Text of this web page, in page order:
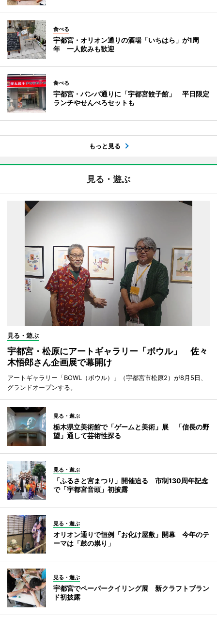
食べる
宇都宮・オリオン通りの酒場「いちはら」が1周
年 一人飲みも歓迎
食べる
宇都宮・バンバ通りに「宇都宮餃子館」 平日限定
ランチやせんべろセットも
もっと見る
見る・遊ぶ
見る・遊ぶ
宇都宮・松原にアートギャラリー「ボウル」 佐々
木悟郎さん企画展で幕開け
アートギャラリー「BOWL（ボウル）」（宇都宮市松原2）が8月5日、
グランドオープンする。
見る・遊ぶ
栃木県立美術館で「ゲームと美術」展 「信長の野
望」通して芸術性探る
見る・遊ぶ
「ふるさと宮まつり」開催迫る 市制130周年記念
で「宇都宮音頭」初披露
見る・遊ぶ
オリオン通りで恒例「お化け屋敷」開幕 今年のテ
ーマは「鼓の祟り」
見る・遊ぶ
宇都宮でペーパークイリング展 新クラフトブラン
ド初披露